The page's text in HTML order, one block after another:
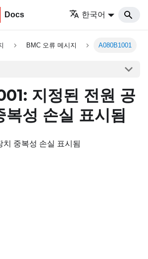
Docs 한국어
BMC 오류 메시지 A080B1001
지정된 전원 공
복성 손실 표시됨
치 중복성 손실 표시됨